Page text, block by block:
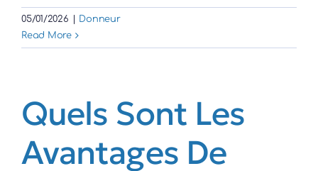
05/01/2026
Donneur
Read More
Quels Sont Les
Avantages De